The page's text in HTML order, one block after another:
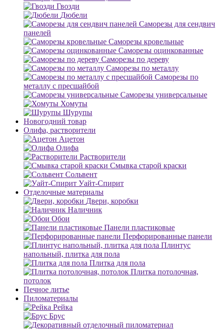
Гвозди
Дюбели
Саморезы для сендвич
панелей
Саморезы кровельные
Саморезы оцинкованные
Саморезы по дереву
Саморезы по металлу
Саморезы по
металлу с пресшайбой
Саморезы универсальные
Хомуты
Шурупы
Новогодний товар
Олифа, растворители
Ацетон
Олифа
Растворители
Смывка старой краски
Сольвент
Уайт-Спирит
Отделочные материалы
Двери, коробки
Наличник
Обои
Панели пластиковые
Перфорированные панели
Плинтус
напольный, плитка для пола
Плитка для пола
Плитка потолочная,
потолок
Печное литье
Пиломатериалы
Рейка
Брус